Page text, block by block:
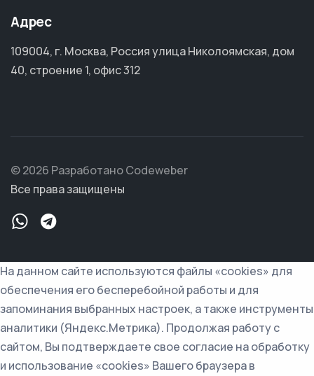
Адрес
109004, г. Москва, Россия улица Николоямская, дом
40, строение 1, офис 312
© 2026 Разработано Codeweber
Все права защищены
На данном сайте используются файлы «cookies» для
обеспечения его бесперебойной работы и для
запоминания выбранных настроек, а также инструменты
аналитики (Яндекс.Метрика). Продолжая работу с
сайтом, Вы подтверждаете свое согласие на обработку
и использование «cookies» Вашего браузера в